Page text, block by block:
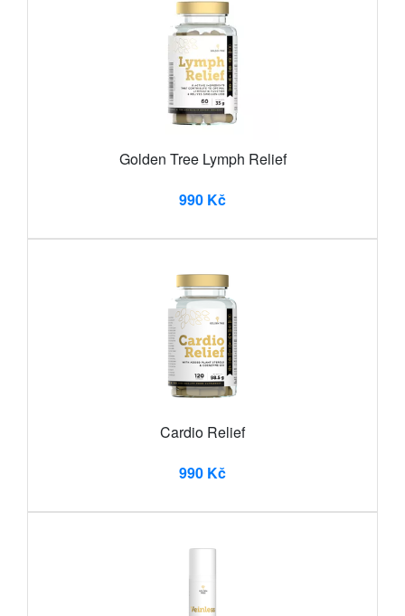
Golden Tree Lymph Relief
990 Kč
Cardio Relief
990 Kč